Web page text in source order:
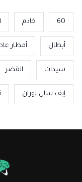
60 خادم
أبطال أمطار
سيدات القضر
إيف سان لوران